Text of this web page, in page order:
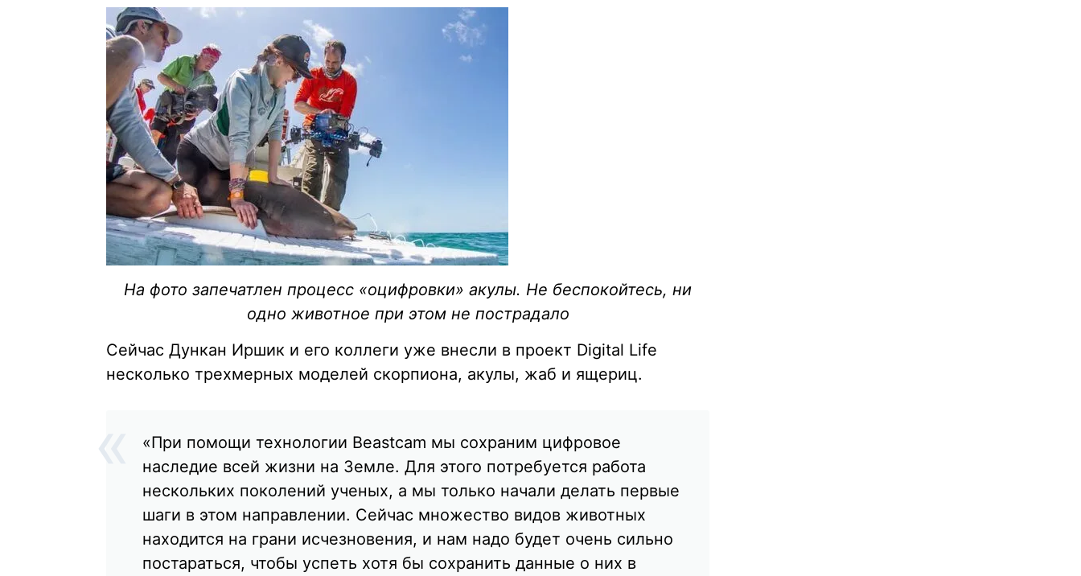
На фото запечатлен процесс «оцифровки» акулы. Не беспокойтесь, ни
одно животное при этом не пострадало
Сейчас Дункан Иршик и его коллеги уже внесли в проект Digital Life
несколько трехмерных моделей скорпиона, акулы, жаб и ящериц.
«При помощи технологии Beastcam мы сохраним цифровое
наследие всей жизни на Земле. Для этого потребуется работа
нескольких поколений ученых, а мы только начали делать первые
шаги в этом направлении. Сейчас множество видов животных
находится на грани исчезновения, и нам надо будет очень сильно
постараться, чтобы успеть хотя бы сохранить данные о них в